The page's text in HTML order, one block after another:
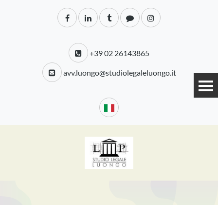
+39 02 26143865
avv.luongo@studiolegaleluongo.it